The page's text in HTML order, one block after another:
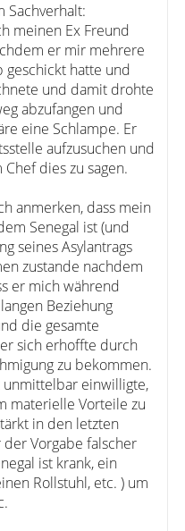
Sachverhalt:
meinen Ex Freund
er mir mehrere
geschickt hatte und
und damit drohte
abzufangen und
eine Schlampe. Er
aufzusuchen und
dies zu sagen.
anmerken, dass mein
Senegal ist (und
seines Asylantrags
zustande nachdem
er mich während
Beziehung
die gesamte
sich erhoffte durch
zu bekommen.
einwilligte,
materielle Vorteile zu
in den letzten
Vorgabe falscher
ist krank, ein
Rollstuhl, etc. ) um